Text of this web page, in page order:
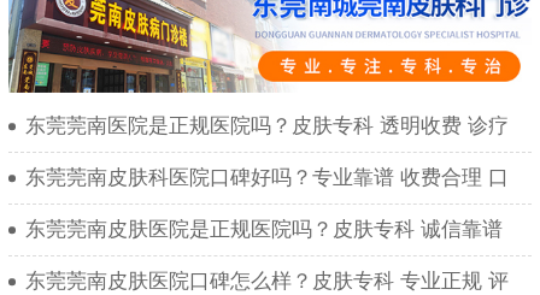
东莞莞南医院是正规医院吗？皮肤专科 透明收费 诊疗
东莞莞南皮肤科医院口碑好吗？专业靠谱 收费合理 口
东莞莞南皮肤医院是正规医院吗？皮肤专科 诚信靠谱
东莞莞南皮肤医院口碑怎么样？皮肤专科 专业正规 评